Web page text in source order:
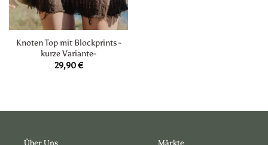
Knoten Top mit Blockprints -
kurze Variante-
29,90€
Über Uns Märkte